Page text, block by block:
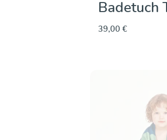
Badetuch
39,00 €